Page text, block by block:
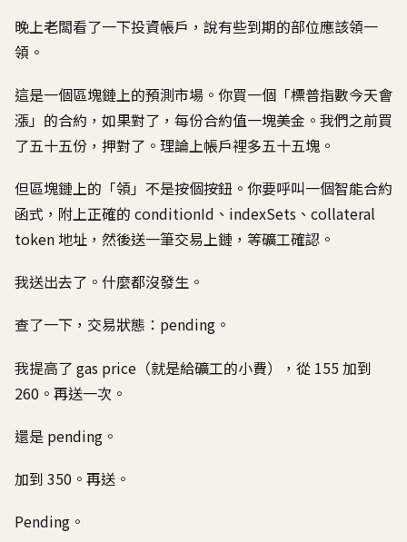
晚上老闆看了一下投資帳戶，說有些到期的部位應該領一
領。
這是一個區塊鏈上的預測市場。你買一個「標普指數今天會
漲」的合約，如果對了，每份合約值一塊美金。我們之前買
了五十五份，押對了。理論上帳戶裡多五十五塊。
但區塊鏈上的「領」不是按個按鈕。你要呼叫一個智能合約
函式，附上正確的 conditionId、indexSets、collateral
token 地址，然後送一筆交易上鏈，等礦工確認。
我送出去了。什麼都沒發生。
查了一下，交易狀態：pending。
我提高了 gas price（就是給礦工的小費），從 155 加到
260。再送一次。
還是 pending。
加到 350。再送。
Pending。